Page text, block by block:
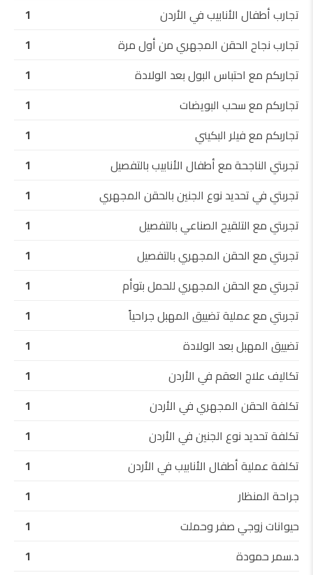
تجارب أطفال الأنابيب في الأردن
1
تجارب نجاح الحقن المجهري من أول مرة
1
تجاربكم مع احتباس البول بعد الولادة
1
تجاربكم مع سحب البويضات
1
تجاربكم مع فيلر البكيني
1
تجربتي الناجحة مع أطفال الأنابيب بالتفصيل
1
تجربتي في تحديد نوع الجنين بالحقن المجهري
1
تجربتي مع التلقيح الصناعي بالتفصيل
1
تجربتي مع الحقن المجهري بالتفصيل
1
تجربتي مع الحقن المجهري للحمل بتوأم
1
تجربتي مع عملية تضييق المهبل جراحياً
1
تضييق المهبل بعد الولادة
1
تكاليف علاج العقم في الأردن
1
تكلفة الحقن المجهري في الأردن
1
تكلفة تحديد نوع الجنين في الأردن
1
تكلفة عملية أطفال الأنابيب في الأردن
1
جراحة المنظار
1
حيوانات زوجي صفر وحملت
1
د.سمر حمودة
1